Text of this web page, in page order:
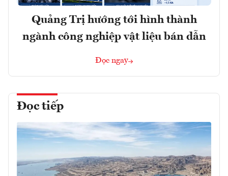
Quảng Trị hướng tới hình thành
ngành công nghiệp vật liệu bán dẫn
Đọc ngay
Đọc tiếp